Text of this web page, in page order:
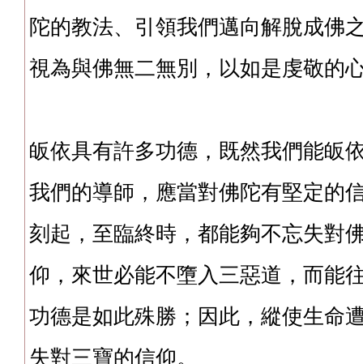
陀的教法、引領我們邁向解脫成佛
視為與佛無二無別，以如是虔敬的
皈依具有許多功德，既然我們能皈
我們的導師，應當對佛陀有堅定的
刻起，至臨終時，都能夠不忘失對
仰，來世必能不墮入三惡道，而能
功德是如此殊勝；因此，縱使生命
失對三寶的信仰。